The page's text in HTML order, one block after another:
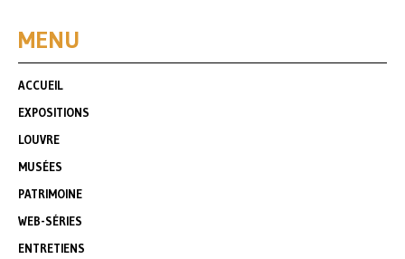
MENU
ACCUEIL
EXPOSITIONS
LOUVRE
MUSÉES
PATRIMOINE
WEB-SÉRIES
ENTRETIENS